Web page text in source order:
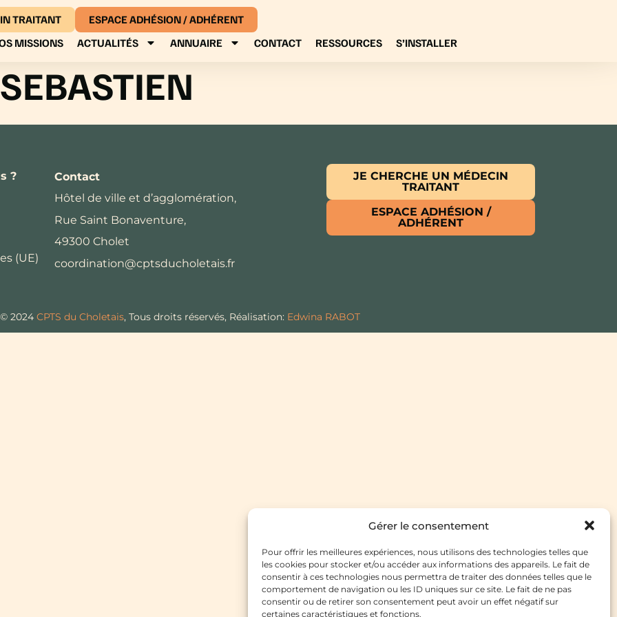
Gérer le consentement
Pour offrir les meilleures expériences, nous utilisons des technologies telles que
les cookies pour stocker et/ou accéder aux informations des appareils. Le fait de
consentir à ces technologies nous permettra de traiter des données telles que le
comportement de navigation ou les ID uniques sur ce site. Le fait de ne pas
consentir ou de retirer son consentement peut avoir un effet négatif sur
certaines caractéristiques et fonctions.
TRAITANT
ESPACE ADHÉSION / ADHÉRENT
MISSIONS ACTUALITÉS ANNUAIRE CONTACT RESSOURCES S’INSTALLER
?
(UE)
Contact
Hôtel de ville et d’agglomération,
Rue Saint Bonaventure,
49300 Cholet
coordination@cptsducholetais.fr
JE CHERCHE UN MÉDECIN
TRAITANT
ESPACE ADHÉSION /
ADHÉRENT
2024 CPTS du Choletais, Tous droits réservés, Réalisation: Edwina RABOT